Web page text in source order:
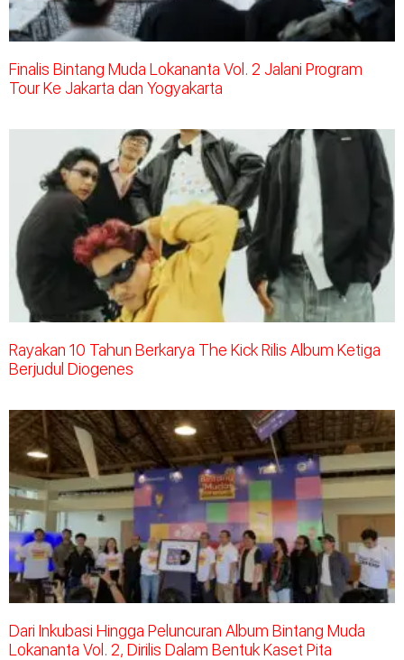
Finalis Bintang Muda Lokananta Vol. 2 Jalani Program
Tour Ke Jakarta dan Yogyakarta
Rayakan 10 Tahun Berkarya The Kick Rilis Album Ketiga
Berjudul Diogenes
Dari Inkubasi Hingga Peluncuran Album Bintang Muda
Lokananta Vol. 2, Dirilis Dalam Bentuk Kaset Pita